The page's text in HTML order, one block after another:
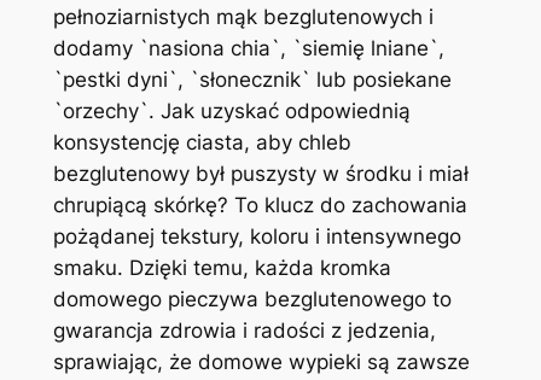
pełnoziarnistych mąk bezglutenowych i
dodamy `nasiona chia`, `siemię lniane`,
`pestki dyni`, `słonecznik` lub posiekane
`orzechy`. Jak uzyskać odpowiednią
konsystencję ciasta, aby chleb
bezglutenowy był puszysty w środku i miał
chrupiącą skórkę? To klucz do zachowania
pożądanej tekstury, koloru i intensywnego
smaku. Dzięki temu, każda kromka
domowego pieczywa bezglutenowego to
gwarancja zdrowia i radości z jedzenia,
sprawiając, że domowe wypieki są zawsze